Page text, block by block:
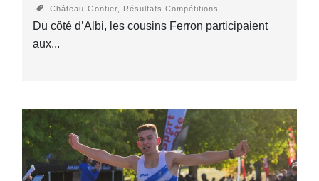
Château-Gontier, Résultats Compétitions
Du côté d’Albi, les cousins Ferron participaient
aux...